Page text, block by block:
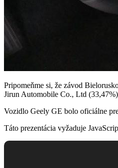
Pripomeňme si, že závod
Jirun Automobile Co., Ltd
Vozidlo Geely GE bolo oficiálne
Táto prezentácia vyžaduje